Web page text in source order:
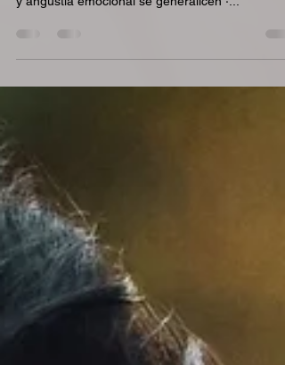
los niveles de ansiedad, miedo, aislamiento